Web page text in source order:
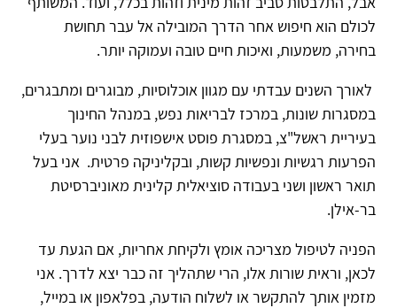
לכולם הוא חיפוש אחר הדרך המובילה אל עבר תחושת
בחירה, משמעות, ואיכות חיים טובה ועמוקה יותר.
לאורך השנים עבדתי עם מגוון אוכלוסיות, מבוגרים ומתבגרים,
במסגרות שונות, במרכז לבריאות נפש, במנהל החינוך
בעיריית ראשל"צ, במסגרת פוסט אישפוזית לבני נוער בעלי
הפרעות רגשיות ונפשיות קשות, ובקליניקה פרטית. אני בעל
תואר ראשון ושני בעבודה סוציאלית קלינית מאוניברסיטת
בר-אילן.
הפניה לטיפול מצריכה אומץ ולקיחת אחריות, אם הגעת עד
לכאן, וראית שורות אלו, הרי שתהליך זה כבר יצא לדרך. אני
מזמין אותך להתקשר או לשלוח הודעה, בפלאפון או במייל,